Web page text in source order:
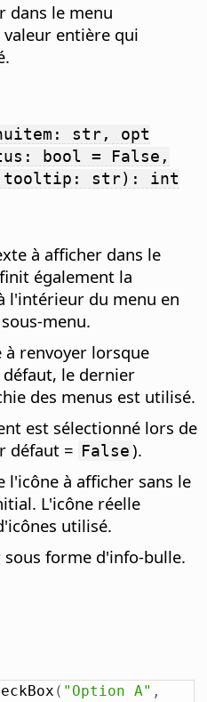
dans le menu
entière qui
str, opt
bool = False,
tooltip: str): int
à afficher dans le
également la
l'intérieur du menu en
menu.
à renvoyer lorsque
le dernier
des menus est utilisé.
est sélectionné lors de
défaut = False).
l'icône à afficher sans le
L'icône réelle
utilisé.
forme d'info-bulle.
( "Option A" ,